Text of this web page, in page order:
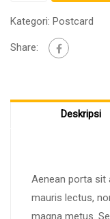
Kategori: Postcard
Share:
Deskripsi
Aenean porta sit
mauris lectus,
magna metus.